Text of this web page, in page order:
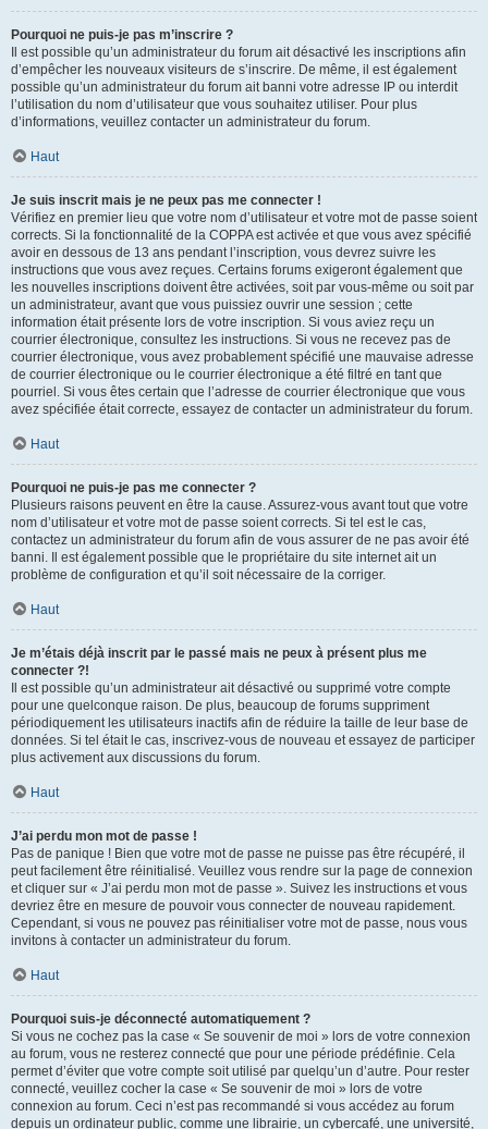
Pourquoi ne puis-je pas m’inscrire ?
Il est possible qu’un administrateur du forum ait désactivé les inscriptions afin
d’empêcher les nouveaux visiteurs de s’inscrire. De même, il est également
possible qu’un administrateur du forum ait banni votre adresse IP ou interdit
l’utilisation du nom d’utilisateur que vous souhaitez utiliser. Pour plus
d’informations, veuillez contacter un administrateur du forum.
Haut
Je suis inscrit mais je ne peux pas me connecter !
Vérifiez en premier lieu que votre nom d’utilisateur et votre mot de passe soient
corrects. Si la fonctionnalité de la COPPA est activée et que vous avez spécifié
avoir en dessous de 13 ans pendant l’inscription, vous devrez suivre les
instructions que vous avez reçues. Certains forums exigeront également que
les nouvelles inscriptions doivent être activées, soit par vous-même ou soit par
un administrateur, avant que vous puissiez ouvrir une session ; cette
information était présente lors de votre inscription. Si vous aviez reçu un
courrier électronique, consultez les instructions. Si vous ne recevez pas de
courrier électronique, vous avez probablement spécifié une mauvaise adresse
de courrier électronique ou le courrier électronique a été filtré en tant que
pourriel. Si vous êtes certain que l’adresse de courrier électronique que vous
avez spécifiée était correcte, essayez de contacter un administrateur du forum.
Haut
Pourquoi ne puis-je pas me connecter ?
Plusieurs raisons peuvent en être la cause. Assurez-vous avant tout que votre
nom d’utilisateur et votre mot de passe soient corrects. Si tel est le cas,
contactez un administrateur du forum afin de vous assurer de ne pas avoir été
banni. Il est également possible que le propriétaire du site internet ait un
problème de configuration et qu’il soit nécessaire de la corriger.
Haut
Je m’étais déjà inscrit par le passé mais ne peux à présent plus me
connecter ?!
Il est possible qu’un administrateur ait désactivé ou supprimé votre compte
pour une quelconque raison. De plus, beaucoup de forums suppriment
périodiquement les utilisateurs inactifs afin de réduire la taille de leur base de
données. Si tel était le cas, inscrivez-vous de nouveau et essayez de participer
plus activement aux discussions du forum.
Haut
J’ai perdu mon mot de passe !
Pas de panique ! Bien que votre mot de passe ne puisse pas être récupéré, il
peut facilement être réinitialisé. Veuillez vous rendre sur la page de connexion
et cliquer sur « J’ai perdu mon mot de passe ». Suivez les instructions et vous
devriez être en mesure de pouvoir vous connecter de nouveau rapidement.
Cependant, si vous ne pouvez pas réinitialiser votre mot de passe, nous vous
invitons à contacter un administrateur du forum.
Haut
Pourquoi suis-je déconnecté automatiquement ?
Si vous ne cochez pas la case « Se souvenir de moi » lors de votre connexion
au forum, vous ne resterez connecté que pour une période prédéfinie. Cela
permet d’éviter que votre compte soit utilisé par quelqu’un d’autre. Pour rester
connecté, veuillez cocher la case « Se souvenir de moi » lors de votre
connexion au forum. Ceci n’est pas recommandé si vous accédez au forum
depuis un ordinateur public, comme une librairie, un cybercafé, une université,